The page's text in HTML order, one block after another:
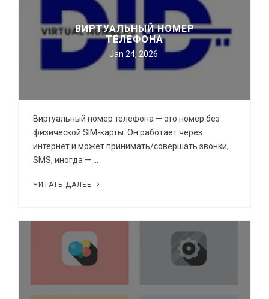
ВИРТУАЛЬНЫЙ НОМЕР
ТЕЛЕФОНА
Jan 24, 2026
Виртуальный номер телефона — это номер без
физической SIM-карты. Он работает через
интернет и может принимать/совершать звонки,
SMS, иногда — …
ЧИТАТЬ ДАЛЕЕ